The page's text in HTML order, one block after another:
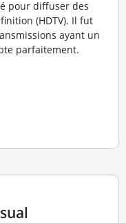
pour diffuser des
(HDTV). Il fut
ayant un
parfaitement.